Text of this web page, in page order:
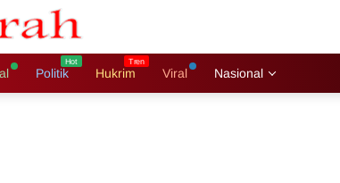
Politik Hukrim Viral Nasional